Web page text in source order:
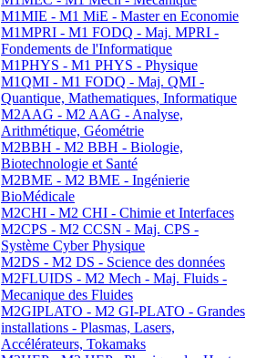
M1MIE - M1 MiE - Master en Economie
M1MPRI - M1 FODQ - Maj. MPRI -
Fondements de l'Informatique
M1PHYS - M1 PHYS - Physique
M1QMI - M1 FODQ - Maj. QMI -
Quantique, Mathematiques, Informatique
M2AAG - M2 AAG - Analyse,
Arithmétique, Géométrie
M2BBH - M2 BBH - Biologie,
Biotechnologie et Santé
M2BME - M2 BME - Ingénierie
BioMédicale
M2CHI - M2 CHI - Chimie et Interfaces
M2CPS - M2 CCSN - Maj. CPS -
Système Cyber Physique
M2DS - M2 DS - Science des données
M2FLUIDS - M2 Mech - Maj. Fluids -
Mecanique des Fluides
M2GIPLATO - M2 GI-PLATO - Grandes
installations - Plasmas, Lasers,
Accélérateurs, Tokamaks